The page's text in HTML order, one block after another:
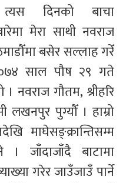
त्यस दिनको बाचा
मेरा साथी नवराज
बसेर सल्लाह गरेँ
साल पौष २९ गते
नवराज गौतम, श्रीहरि
लखनपुर पुग्यौँ । हाम्रो
माघेसङ्क्रान्तिसम्म
जाँदाजाँदै बाटामा
गरेर जाउँजाउँ पार्ने